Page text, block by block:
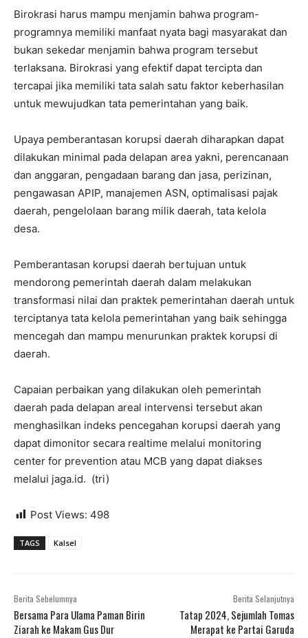
Birokrasi harus mampu menjamin bahwa program-
programnya memiliki manfaat nyata bagi masyarakat dan
bukan sekedar menjamin bahwa program tersebut
terlaksana. Birokrasi yang efektif dapat tercipta dan
tercapai jika memiliki tata salah satu faktor keberhasilan
untuk mewujudkan tata pemerintahan yang baik.
Upaya pemberantasan korupsi daerah diharapkan dapat
dilakukan minimal pada delapan area yakni, perencanaan
dan anggaran, pengadaan barang dan jasa, perizinan,
pengawasan APIP, manajemen ASN, optimalisasi pajak
daerah, pengelolaan barang milik daerah, tata kelola
desa.
Pemberantasan korupsi daerah bertujuan untuk
mendorong pemerintah daerah dalam melakukan
transformasi nilai dan praktek pemerintahan daerah untuk
terciptanya tata kelola pemerintahan yang baik sehingga
mencegah dan mampu menurunkan praktek korupsi di
daerah.
Capaian perbaikan yang dilakukan oleh pemerintah
daerah pada delapan areal intervensi tersebut akan
menghasilkan indeks pencegahan korupsi daerah yang
dapat dimonitor secara realtime melalui monitoring
center for prevention atau MCB yang dapat diakses
melalui jaga.id. (tri)
Post Views: 498
TAGS Kalsel
Berita Sebelumnya
Bersama Para Ulama Paman Birin
Ziarah ke Makam Gus Dur
Berita Selanjutnya
Tatap 2024, Sejumlah Tomas
Merapat ke Partai Garuda